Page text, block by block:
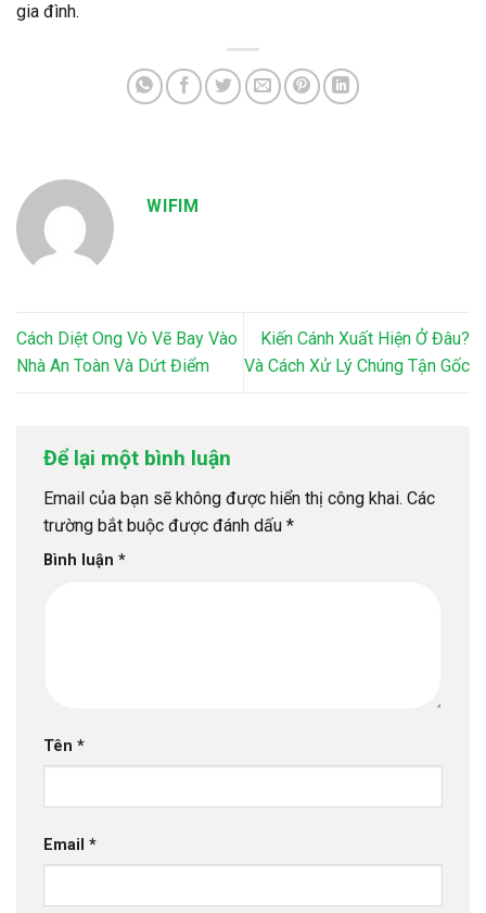
gia đình.
WIFIM
Cách Diệt Ong Vò Vẽ Bay Vào
Nhà An Toàn Và Dứt Điểm
Kiến Cánh Xuất Hiện Ở Đâu?
Và Cách Xử Lý Chúng Tận Gốc
Để lại một bình luận
Email của bạn sẽ không được hiển thị công khai. Các
trường bắt buộc được đánh dấu *
Bình luận *
Tên *
Email *